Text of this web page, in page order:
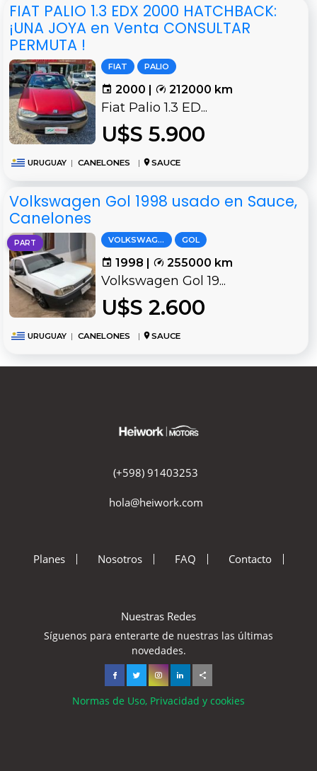
FIAT PALIO 1.3 EDX 2000 HATCHBACK:
¡UNA JOYA en Venta CONSULTAR
PERMUTA !
FIAT PALIO
2000 | 212000 km
Fiat Palio 1.3 ED...
U$S 5.900
URUGUAY | CANELONES | SAUCE
Volkswagen Gol 1998 usado en Sauce,
Canelones
PART VOLKSWAGEN GOL
1998 | 255000 km
Volkswagen Gol 19...
U$S 2.600
URUGUAY | CANELONES | SAUCE
(+598) 91403253
hola@heiwork.com
Planes Nosotros FAQ Contacto
Nuestras Redes
Síguenos para enterarte de nuestras las últimas
novedades.
Normas de Uso, Privacidad y cookies